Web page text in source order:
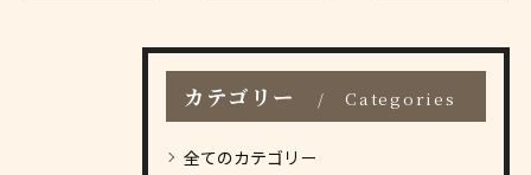
カテゴリー Categories
全てのカテゴリー